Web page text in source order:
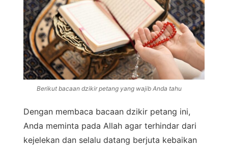
Berikut bacaan dzikir petang yang wajib Anda tahu
Dengan membaca bacaan dzikir petang ini,
Anda meminta pada Allah agar terhindar dari
kejelekan dan selalu datang berjuta kebaikan